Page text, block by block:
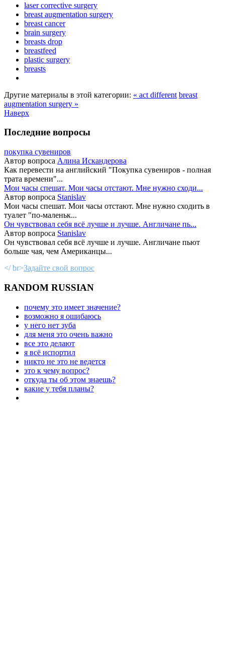
laser corrective surgery
breast augmentation surgery
breast cancer
brain surgery
breasts drop
breastfeed
plastic surgery
breasts
Другие материалы в этой категории: « act different breast
augmentation surgery »
Наверх
Последние вопросы
покупка сувениров
Автор вопроса Алина Искандерова
Как перевести на английский "Покупка сувениров - полная
трата времени"...
Мои часы спешат. Мои часы отстают. Мне нужно сходи...
Автор вопроса Stanislav
Мои часы спешат. Мои часы отстают. Мне нужно сходить в
туалет "по-маленьк...
Он чувствовал себя всё лучше и лучше. Англичане пь...
Автор вопроса Stanislav
Он чувствовал себя всё лучше и лучше. Англичане пьют
больше чая, чем Американцы...
</ br>Задайте свой вопрос
RANDOM RUSSIAN
почему это имеет значение?
возможно я ошибаюсь
у него нет зуба
для меня это очень важно
все это делают
я всё испортил
никто не это не ведется
это к чему вопрос?
откуда ты об этом знаешь?
какие у тебя планы?